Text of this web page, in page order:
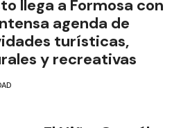
llega a Formosa con
agenda de
turísticas,
y recreativas